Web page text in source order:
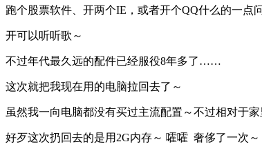
跑个股票软件、开两个IE，或者开个QQ什么的一点
开可以听听歌～
不过年代最久远的配件已经服役8年多了……
这次就把我现在用的电脑拉回去了～
虽然我一向电脑都没有买过主流配置～不过相对于
好歹这次扔回去的是用2G内存～ 嚯嚯 奢侈了一次～